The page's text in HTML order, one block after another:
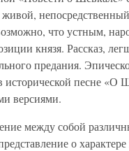
что устным,
князя. Рассказ,
предания.
исторической песне «О
версиями.
между собой
о